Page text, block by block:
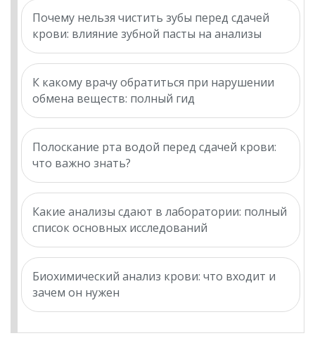
Почему нельзя чистить зубы перед сдачей
крови: влияние зубной пасты на анализы
К какому врачу обратиться при нарушении
обмена веществ: полный гид
Полоскание рта водой перед сдачей крови:
что важно знать?
Какие анализы сдают в лаборатории: полный
список основных исследований
Биохимический анализ крови: что входит и
зачем он нужен